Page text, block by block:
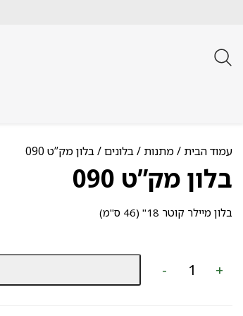
עמוד הבית /מתנות /בלונים/ בלון מק”ט 090
בלון מק”ט 090
בלון מיילר קוטר 18" (46 ס"מ)
-
כמות
בלון
+